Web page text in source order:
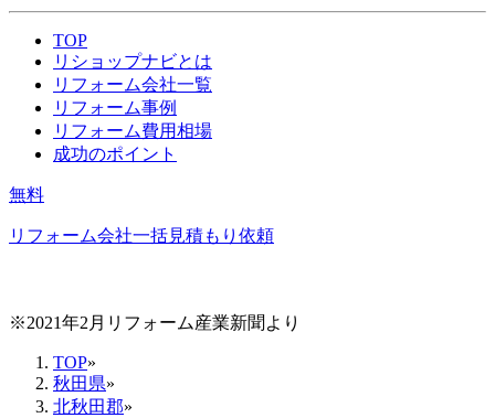
TOP
リショップナビとは
リフォーム会社一覧
リフォーム事例
リフォーム費用相場
成功のポイント
無料
リフォーム会社一括見積もり依頼
※2021年2月リフォーム産業新聞より
TOP»
秋田県»
北秋田郡»